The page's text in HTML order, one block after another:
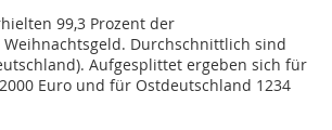
99,3 Prozent der
Durchschnittlich sind
Aufgesplittet ergeben sich für
Euro und für Ostdeutschland 1234